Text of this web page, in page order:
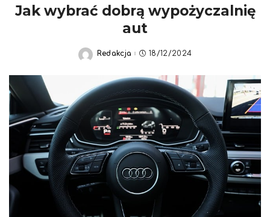
Jak wybrać dobrą wypożyczalnię
aut
Posted
Redakcja 18/12/2024